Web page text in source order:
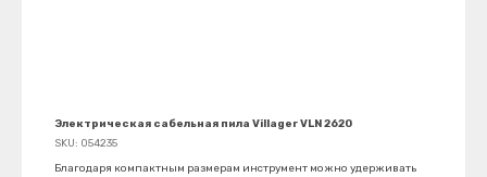
Электрическая сабельная пила Villager VLN 2620
SKU: 054235
Благодаря компактным размерам инструмент можно удерживать